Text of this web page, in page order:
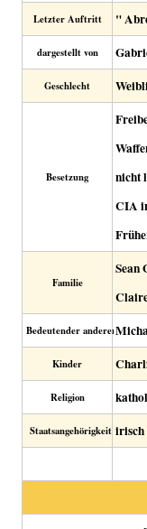
Letzter Auftritt "
dargestellt von
Geschlecht
Besetzung
nicht
CIA
Familie
Sean
Bedeutender anderer
Kinder
Religion
Staatsangehörigkeit irisch